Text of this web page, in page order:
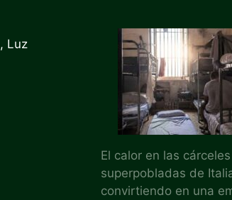
Luz
El calor en las cárceles
superpobladas de
convirtiendo en una